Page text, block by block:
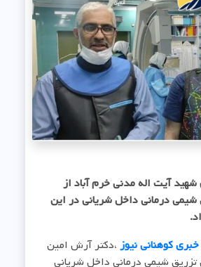
آیت اله مدنی خرم آباد از
شیمی درمانی داخل شریانی در این
کوهنانی نیوز ،دکتر آرش امین
شیمی درمانی داخل شریانی